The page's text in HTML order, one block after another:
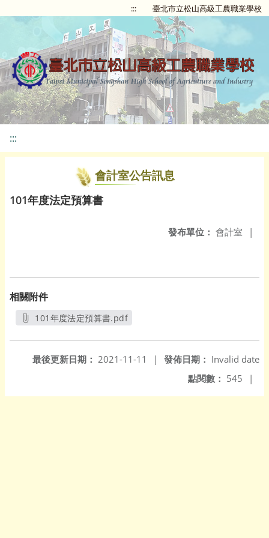
::: 臺北市立松山高級工農職業學校
:::
會計室公告訊息
101年度法定預算書
發布單位： 會計室 |
相關附件
101年度法定預算書.pdf
發佈日期： Invalid date
最後更新日期： 2021-11-11
|
點閱數： 545 |